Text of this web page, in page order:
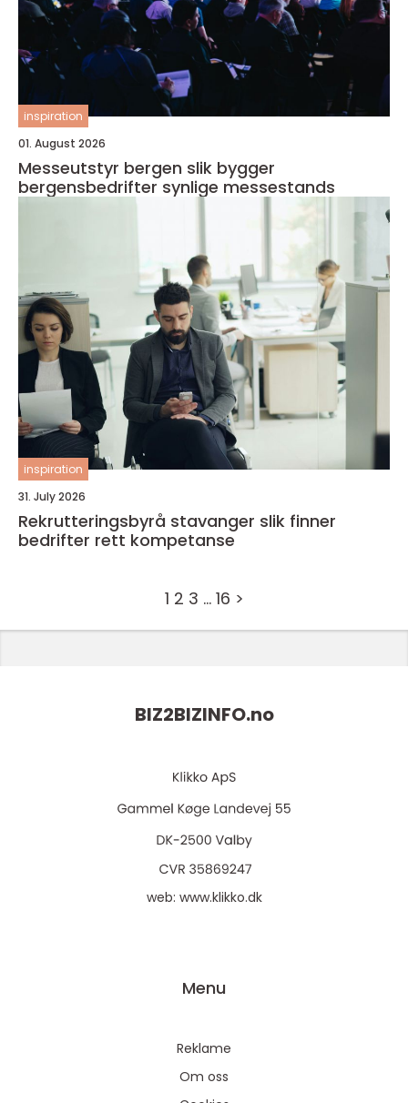
inspiration
01. August 2026
Messeutstyr bergen slik bygger
bergensbedrifter synlige messestands
inspiration
31. July 2026
Rekrutteringsbyrå stavanger slik finner
bedrifter rett kompetanse
1 2 3 … 16 >
BIZ2BIZINFO.no
web: www.klikko.dk
Menu
Reklame
Om oss